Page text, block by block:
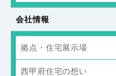
会社情報
拠点・住宅展示場
西甲府住宅の想い